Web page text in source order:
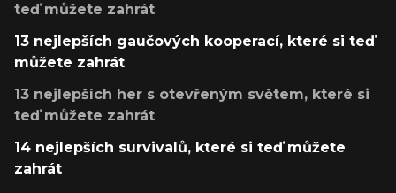
teď můžete zahrát
13 nejlepších gaučových kooperací, které si teď
můžete zahrát
13 nejlepších her s otevřeným světem, které si
teď můžete zahrát
14 nejlepších survivalů, které si teď můžete
zahrát